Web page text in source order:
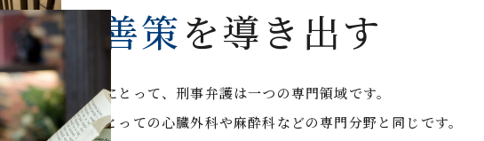
最善策を導き出す
弁護士にとって、刑事弁護は一つの専門領域です。
医師にとっての心臓外科や麻酔科などの専門分野と同じです。